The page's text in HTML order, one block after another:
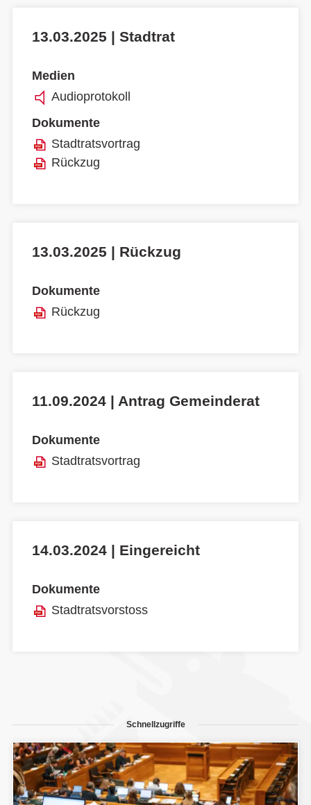
13.03.2025 | Stadtrat
Medien
Audioprotokoll
Dokumente
Stadtratsvortrag
Rückzug
13.03.2025 | Rückzug
Dokumente
Rückzug
11.09.2024 | Antrag Gemeinderat
Dokumente
Stadtratsvortrag
14.03.2024 | Eingereicht
Dokumente
Stadtratsvorstoss
Schnellzugriffe